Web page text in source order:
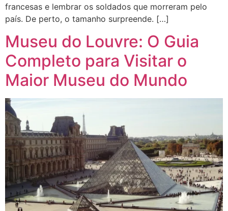
francesas e lembrar os soldados que morreram pelo
país. De perto, o tamanho surpreende. […]
Museu do Louvre: O Guia
Completo para Visitar o
Maior Museu do Mundo